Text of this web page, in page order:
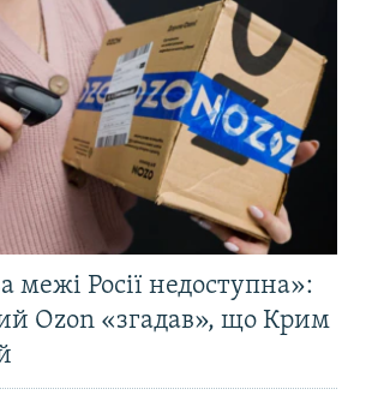
межі Росії недоступна»:
Ozon «згадав», що Крим